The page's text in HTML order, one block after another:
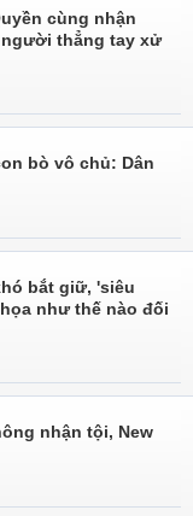
cùng nhận
thẳng tay xử
bò vô chủ: Dân
bắt giữ, 'siêu
như thế nào đối
nhận tội, New